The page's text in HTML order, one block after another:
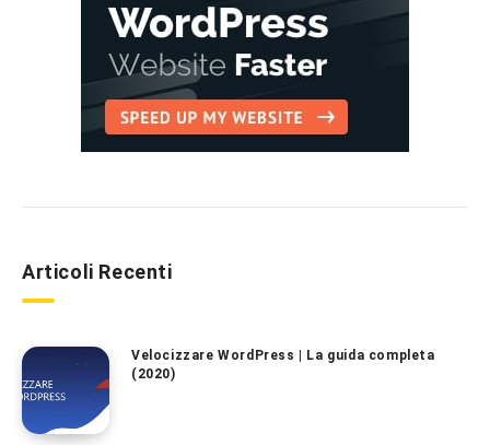
Articoli Recenti
Velocizzare WordPress | La guida completa
(2020)